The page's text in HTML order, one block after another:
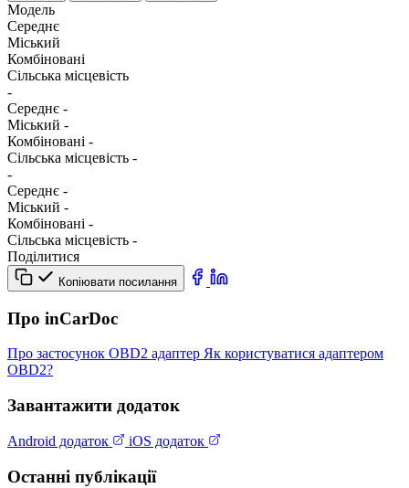
Модель
Середнє
Міський
Комбіновані
Сільська місцевість
-
Середнє -
Міський -
Комбіновані -
Сільська місцевість -
-
Середнє -
Міський -
Комбіновані -
Сільська місцевість -
Поділитися
Копіювати посилання
Про inCarDoc
Про застосунок OBD2 адаптер Як користуватися адаптером
OBD2?
Завантажити додаток
Android додаток iOS додаток
Останні публікації